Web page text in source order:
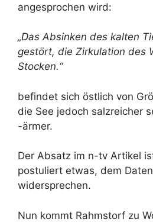
angesprochen wird:
„Das Absinken des kalten
gestört, die Zirkulation des
Stocken.“
befindet sich östlich von
die See jedoch salzreicher
-ärmer.
Der Absatz im n-tv Artikel
postuliert etwas, dem
widersprechen.
Nun kommt Rahmstorf zu